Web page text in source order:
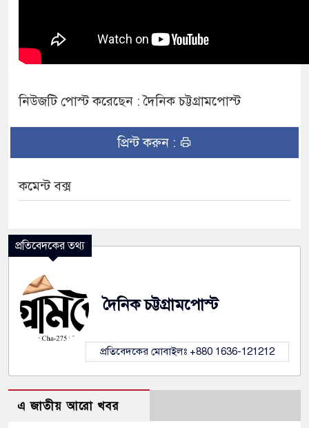
নিউজটি পোস্ট করেছেন : দৈনিক চট্টগ্রামপোস্ট
প্রিন্ট করুন :
কমেন্ট বক্স
প্রতিবেদকের তথ্য
দৈনিক চট্টগ্রামপোস্ট
প্রতিবেদকের মোবাইলঃ +880 1636-121212
এ জাতীয় আরো খবর